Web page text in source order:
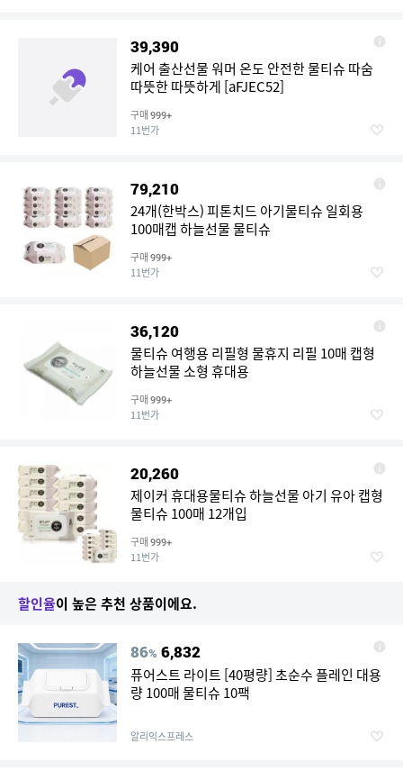
39,390
케어 출산선물 워머 온도 안전한 물티슈 따숨
따뜻한 따뜻하게 [aFJEC52]
구매 999+
11번가
79,210
24개(한박스) 피톤치드 아기물티슈 일회용
100매캡 하늘선물 물티슈
구매 999+
11번가
36,120
물티슈 여행용 리필형 물휴지 리필 10매 캡형
하늘선물 소형 휴대용
구매 999+
11번가
20,260
제이커 휴대용물티슈 하늘선물 아기 유아 캡형
물티슈 100매 12개입
구매 999+
11번가
할인율이 높은 추천 상품이에요.
86% 6,832
퓨어스트 라이트 [40평량] 초순수 플레인 대용
량 100매 물티슈 10팩
알리익스프레스